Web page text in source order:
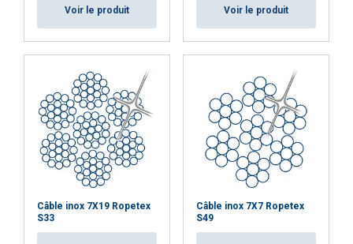
Voir le produit Voir le produit
Câble inox 7X19 Ropetex
S33
Câble inox 7X7 Ropetex
S49